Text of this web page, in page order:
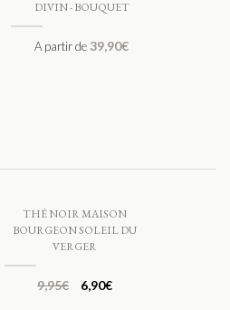
DIVIN - BOUQUET
A partir de39,90€
THÉ NOIR MAISON
BOURGEON SOLEIL DU
VERGER
9,95€ 6,90€